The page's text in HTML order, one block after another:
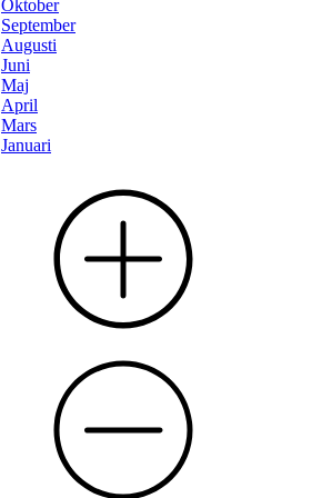
Oktober
September
Augusti
Juni
Maj
April
Mars
Januari